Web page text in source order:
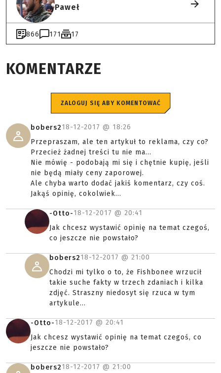
Paweł
866 171 17
KOMENTARZE
ZALOGUJ SIĘ ABY KOMENTOWAĆ
bobers218-12-2017 @ 18:26
Przepraszam, ale ten artykuł to reklama, czy co?
Przecież żadnej treści tu nie ma...
Nie mówię - podobają mi się i chętnie kupię, jeśli
nie będą miały ceny zaporowej.
Ale chyba warto dodać jakiś komentarz, czy coś.
Jakąś opinię, cokolwiek...
-Otto-18-12-2017 @ 20:41
Jak chcesz wystawić opinię na temat czegoś,
co jeszcze nie powstało?
bobers218-12-2017 @ 21:00
Chodzi mi tylko o to, że Fishbonee wrzucił
takie suche fakty w trzech zdaniach i kilka
zdjęć. Straszny niedosyt się rzuca w tym
artykule...
-Otto-18-12-2017 @ 20:41
Jak chcesz wystawić opinię na temat czegoś, co
jeszcze nie powstało?
bobers218-12-2017 @ 21:00